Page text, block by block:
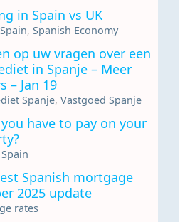
in Spain vs UK
, Spanish Economy
op uw vragen over een
in Spanje – Meer
– Jan 19
Spanje, Vastgoed Spanje
have to pay on your
Spanish mortgage
2025 update
rates